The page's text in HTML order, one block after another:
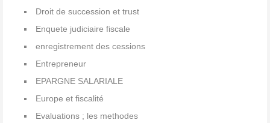
Droit de succession et trust
Enquete judiciaire fiscale
enregistrement des cessions
Entrepreneur
EPARGNE SALARIALE
Europe et fiscalité
Evaluations ; les methodes